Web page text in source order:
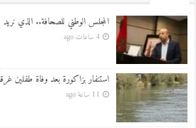
المجلس الوطني للصحافة.. الذي نريد
4 ساعات ago
استنفار بزاكورة بعد وفاة طفلين
11 ساعة ago